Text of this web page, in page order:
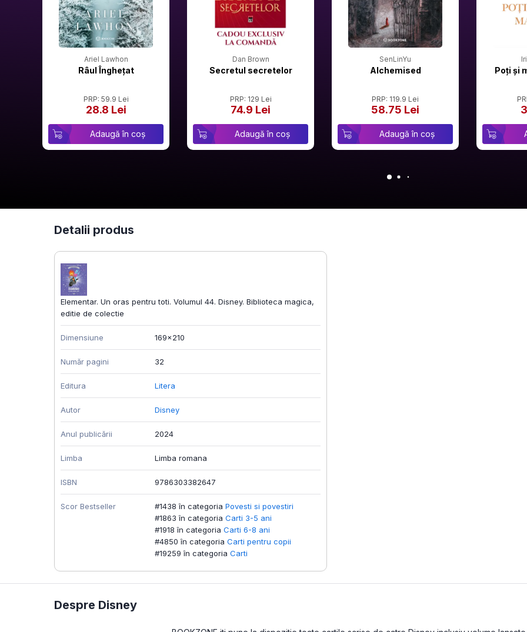
Ariel Lawhon
Râul Înghețat
PRP: 59.9 Lei
28.8 Lei
Adaugă în coș
Dan Brown
Secretul secretelor
PRP: 129 Lei
74.9 Lei
Adaugă în coș
SenLinYu
Alchemised
PRP: 119.9 Lei
58.75 Lei
Adaugă în coș
Poți și
Detalii produs
Elementar. Un oras pentru toti. Volumul 44. Disney. Biblioteca magica,
editie de colectie
Dimensiune 169x210
Număr pagini 32
Editura Litera
Autor Disney
Anul publicării 2024
Limba Limba romana
ISBN 9786303382647
Scor Bestseller #1438 în categoria Povesti si povestiri
#1863 în categoria Carti 3-5 ani
#1918 în categoria Carti 6-8 ani
#4850 în categoria Carti pentru copii
#19259 în categoria Carti
Despre Disney